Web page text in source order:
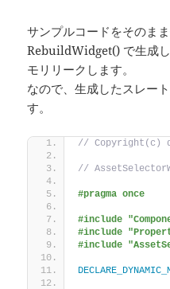
サンプルコードをそのまま
RebuildWidget() で生成
モリリークします。
なので、生成したスレー
す。
// Copyright(c)
//
#pragma once
#include
#include
#include